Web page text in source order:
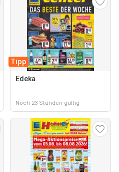
Tipp
Edeka
Noch 23 Stunden gültig